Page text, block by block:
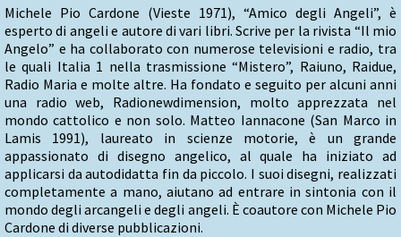
Michele Pio Cardone (Vieste 1971), “Amico degli Angeli”, è
esperto di angeli e autore di vari libri. Scrive per la rivista “Il mio
Angelo” e ha collaborato con numerose televisioni e radio, tra
le quali Italia 1 nella trasmissione “Mistero”, Raiuno, Raidue,
Radio Maria e molte altre. Ha fondato e seguito per alcuni anni
una radio web, Radionewdimension, molto apprezzata nel
mondo cattolico e non solo. Matteo Iannacone (San Marco in
Lamis 1991), laureato in scienze motorie, è un grande
appassionato di disegno angelico, al quale ha iniziato ad
applicarsi da autodidatta fin da piccolo. I suoi disegni, realizzati
completamente a mano, aiutano ad entrare in sintonia con il
mondo degli arcangeli e degli angeli. È coautore con Michele Pio
Cardone di diverse pubblicazioni.